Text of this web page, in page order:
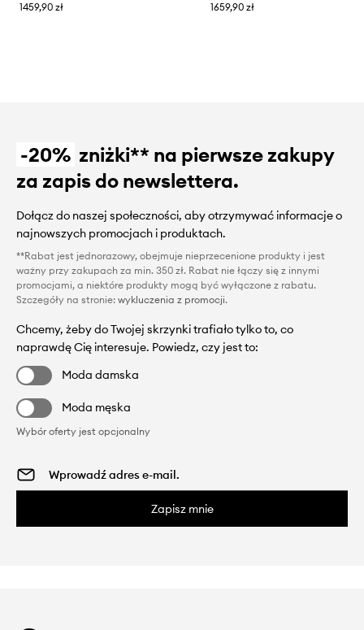
1459,90 zł
1659,90 zł
-20% zniżki** na pierwsze zakupy
za zapis do newslettera.
Dołącz do naszej społeczności, aby otrzymywać informacje o
najnowszych promocjach i produktach.
**Rabat jest jednorazowy, obejmuje nieprzecenione produkty i jest
ważny przy zakupach za min. 350 zł. Rabat nie łączy się z innymi
promocjami, a niektóre produkty mogą być wyłączone z rabatu.
Szczegóły na stronie: wykluczenia z promocji.
Chcemy, żeby do Twojej skrzynki trafiało tylko to, co
naprawdę Cię interesuje. Powiedz, czy jest to:
Moda damska
Moda męska
Wybór oferty jest opcjonalny
Zapisz mnie